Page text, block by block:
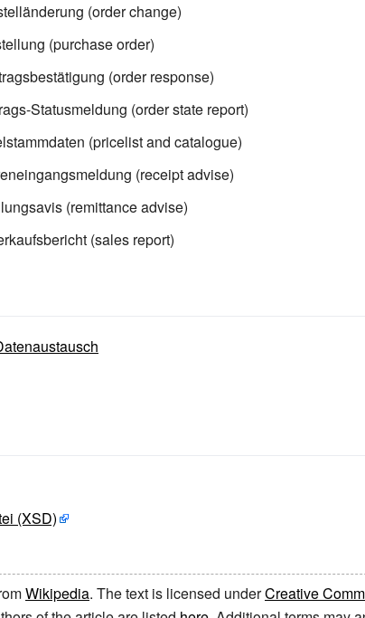
(order change)
(purchase order)
(order response)
Statusmeldung (order state report)
(pricelist and catalogue)
(receipt advise)
(remittance advise)
(sales report)
(XSD)
Wikipedia. The text is licensed underCreative